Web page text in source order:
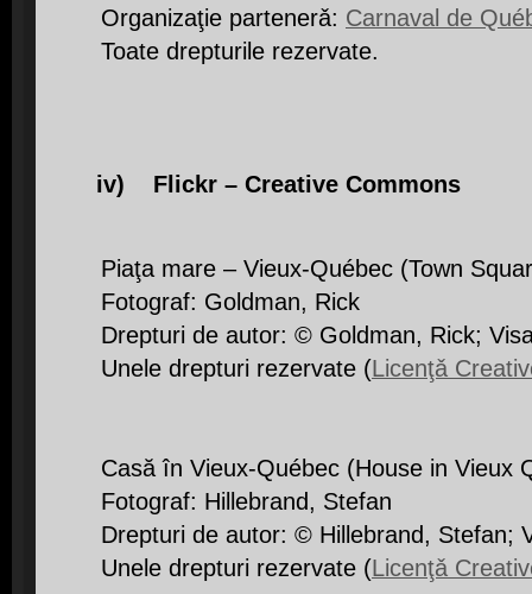
Organizaţie partenerǎ: Carnaval de
Toate drepturile rezervate.
iv) Flickr – Creative Commons
Piaţa mare – Vieux-Québec (Town
Fotograf: Goldman, Rick
Drepturi de autor: © Goldman, Rick;
Unele drepturi rezervate (Licenţǎ
Casă în Vieux-Québec (House in Vieux
Fotograf: Hillebrand, Stefan
Drepturi de autor: © Hillebrand, Stefan;
Unele drepturi rezervate (Licenţǎ